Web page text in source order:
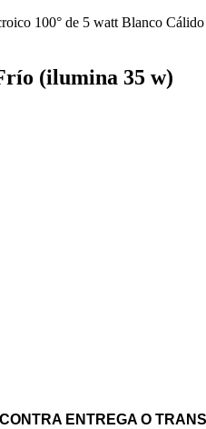
100° de 5 watt Blanco
(ilumina 35 w)
ENTREGA O